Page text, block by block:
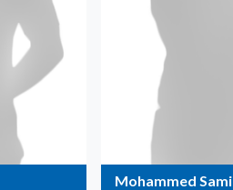
Mohammed Sami